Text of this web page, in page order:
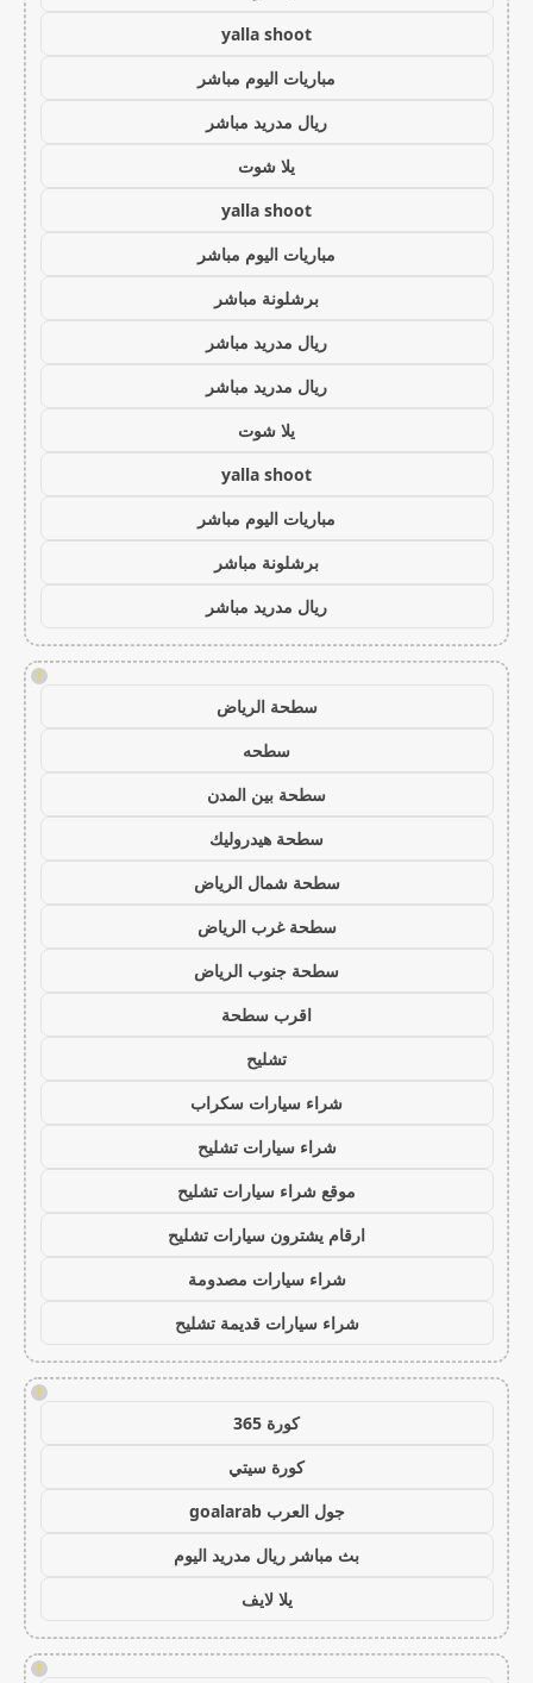
yalla shoot
مباريات اليوم مباشر
ريال مدريد مباشر
يلا شوت
yalla shoot
مباريات اليوم مباشر
برشلونة مباشر
ريال مدريد مباشر
ريال مدريد مباشر
يلا شوت
yalla shoot
مباريات اليوم مباشر
برشلونة مباشر
ريال مدريد مباشر
!
سطحة الرياض
سطحه
سطحة بين المدن
سطحة هيدروليك
سطحة شمال الرياض
سطحة غرب الرياض
سطحة جنوب الرياض
اقرب سطحة
تشليح
شراء سيارات سكراب
شراء سيارات تشليح
موقع شراء سيارات تشليح
ارقام يشترون سيارات تشليح
شراء سيارات مصدومة
شراء سيارات قديمة تشليح
!
كورة 365
كورة سيتي
جول العرب goalarab
بث مباشر ريال مدريد اليوم
يلا لايف
!